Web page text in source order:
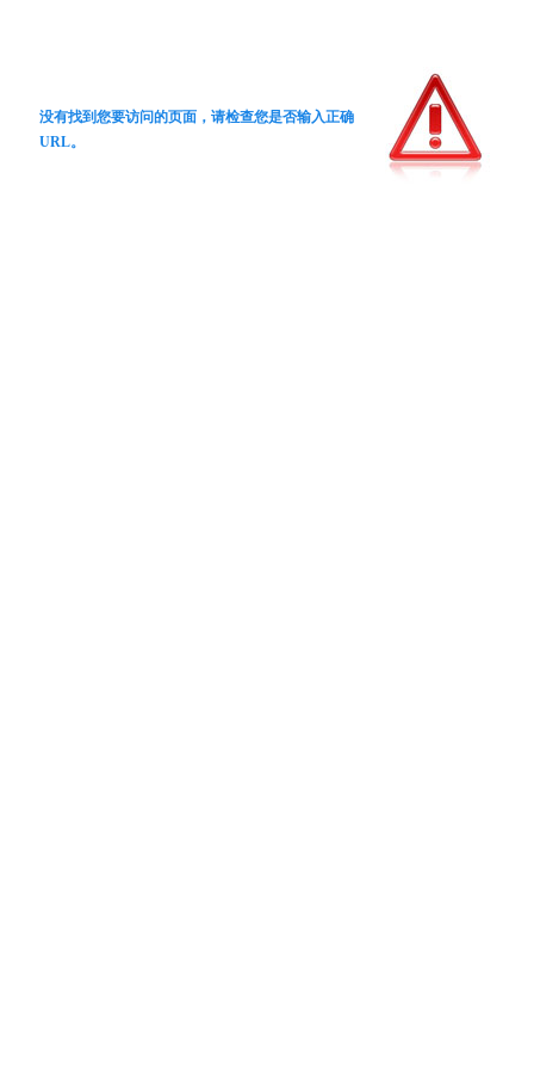
没有找到您要访问的页面，请检查您是否输入正确
URL。